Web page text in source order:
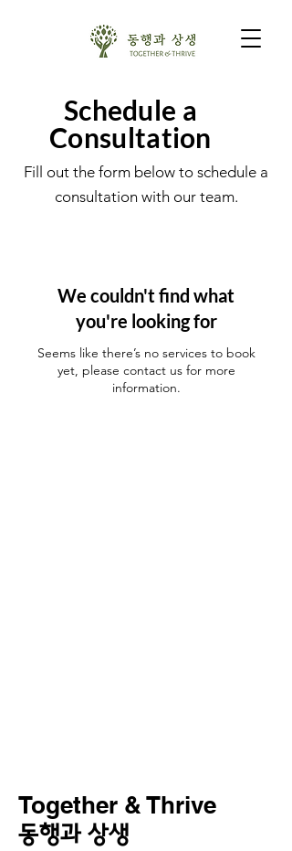
Schedule a
Consultation
Fill out the form below to schedule a
consultation with our team.
We couldn't find what
you're looking for
Seems like there’s no services to book
yet, please contact us for more
information.
Together & Thrive
동행과 상생